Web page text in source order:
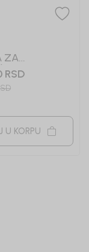
ZA
SELENA
RSD
U KORPU